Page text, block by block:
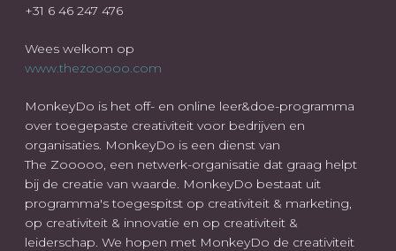
+31 6 46 247 476
Wees welkom op
www.thezooooo.com
MonkeyDo is het off- en online leer&doe-programma
over toegepaste creativiteit voor bedrijven en
organisaties. MonkeyDo is een dienst van
The Zooooo, een netwerk-organisatie dat graag helpt
bij de creatie van waarde. MonkeyDo bestaat uit
programma's toegespitst op creativiteit & marketing,
op creativiteit & innovatie en op creativiteit &
leiderschap. We hopen met MonkeyDo de creativiteit